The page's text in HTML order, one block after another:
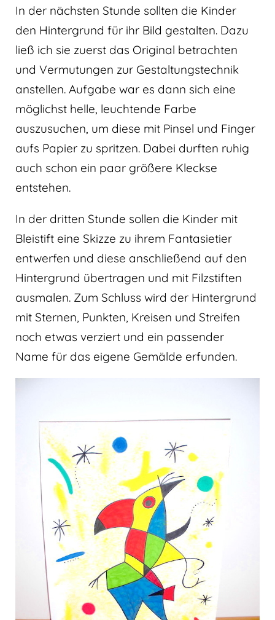
In der nächsten Stunde sollten die Kinder
den Hintergrund für ihr Bild gestalten. Dazu
ließ ich sie zuerst das Original betrachten
und Vermutungen zur Gestaltungstechnik
anstellen. Aufgabe war es dann sich eine
möglichst helle, leuchtende Farbe
auszusuchen, um diese mit Pinsel und Finger
aufs Papier zu spritzen. Dabei durften ruhig
auch schon ein paar größere Kleckse
entstehen.
In der dritten Stunde sollen die Kinder mit
Bleistift eine Skizze zu ihrem Fantasietier
entwerfen und diese anschließend auf den
Hintergrund übertragen und mit Filzstiften
ausmalen. Zum Schluss wird der Hintergrund
mit Sternen, Punkten, Kreisen und Streifen
noch etwas verziert und ein passender
Name für das eigene Gemälde erfunden.